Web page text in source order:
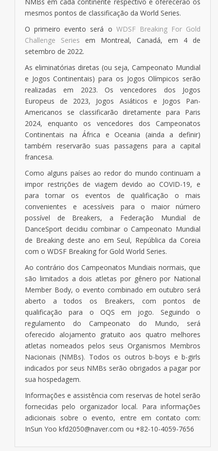
mesmos pontos de classificação da World Series.
O primeiro evento será o WDSF Breaking For Gold
Challenge Series em Montreal, Canadá, em 4 de
setembro de 2022.
As eliminatórias diretas (ou seja, Campeonato Mundial
e Jogos Continentais) para os Jogos Olímpicos serão
realizadas em 2023. Os vencedores dos Jogos
Europeus de 2023, Jogos Asiáticos e Jogos Pan-
Americanos se classificarão diretamente para Paris
2024, enquanto os vencedores dos Campeonatos
Continentais na África e Oceania (ainda a definir)
também reservarão suas passagens para a capital
francesa.
Como alguns países ao redor do mundo continuam a
impor restrições de viagem devido ao COVID-19, e
para tornar os eventos de qualificação o mais
convenientes e acessíveis para o maior número
possível de Breakers, a Federação Mundial de
DanceSport decidiu combinar o Campeonato Mundial
de Breaking deste ano em Seul, República da Coreia
com o WDSF Breaking for Gold World Series.
Ao contrário dos Campeonatos Mundiais normais, que
são limitados a dois atletas por gênero por National
Member Body, o evento combinado em outubro será
aberto a todos os Breakers, com pontos de
qualificação para o OQS em jogo. Seguindo o
regulamento do Campeonato do Mundo, será
oferecido alojamento gratuito aos quatro melhores
atletas nomeados pelos seus Organismos Membros
Nacionais (NMBs). Todos os outros b-boys e b-girls
indicados por seus NMBs serão obrigados a pagar por
sua hospedagem.
Informações e assistência com reservas de hotel serão
fornecidas pelo organizador local. Para informações
adicionais sobre o evento, entre em contato com:
InSun Yoo kfd2050@naver.com ou +82-10-4059-7656